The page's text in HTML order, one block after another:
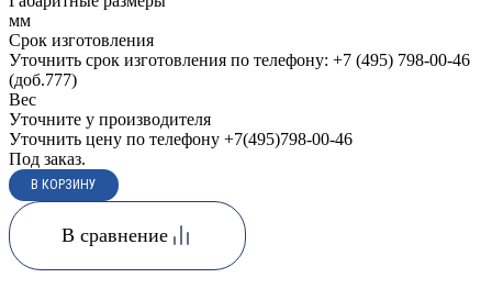
мм
Срок изготовления
Уточнить срок изготовления по телефону: +7 (495) 798-00-46
(доб.777)
Вес
Уточните у производителя
Уточнить цену по телефону +7(495)798-00-46
Под заказ.
В сравнение